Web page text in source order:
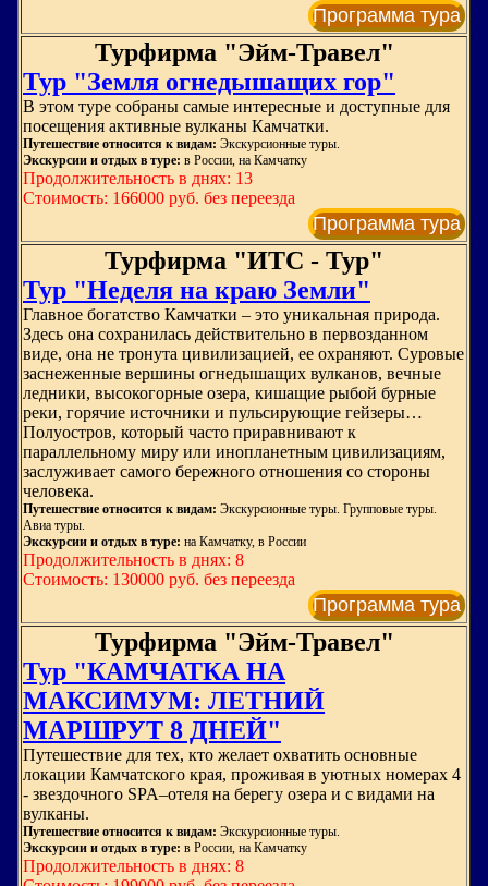
Программа тура
Турфирма "Эйм-Травел"
Тур "Земля огнедышащих гор"
В этом туре собраны самые интересные и доступные для
посещения активные вулканы Камчатки.
Путешествие относится к видам: Экскурсионные туры.
Экскурсии и отдых в туре: в России, на Камчатку
Продолжительность в днях: 13
Стоимость: 166000 руб. без переезда
Программа тура
Турфирма "ИТС - Тур"
Тур "Неделя на краю Земли"
Главное богатство Камчатки – это уникальная природа.
Здесь она сохранилась действительно в первозданном
виде, она не тронута цивилизацией, ее охраняют. Суровые
заснеженные вершины огнедышащих вулканов, вечные
ледники, высокогорные озера, кишащие рыбой бурные
реки, горячие источники и пульсирующие гейзеры…
Полуостров, который часто приравнивают к
параллельному миру или инопланетным цивилизациям,
заслуживает самого бережного отношения со стороны
человека.
Путешествие относится к видам: Экскурсионные туры. Групповые туры.
Авиа туры.
Экскурсии и отдых в туре: на Камчатку, в России
Продолжительность в днях: 8
Стоимость: 130000 руб. без переезда
Программа тура
Турфирма "Эйм-Травел"
Тур "КАМЧАТКА НА
МАКСИМУМ: ЛЕТНИЙ
МАРШРУТ 8 ДНЕЙ"
Путешествие для тех, кто желает охватить основные
локации Камчатского края, проживая в уютных номерах 4
- звездочного SPA–отеля на берегу озера и с видами на
вулканы.
Путешествие относится к видам: Экскурсионные туры.
Экскурсии и отдых в туре: в России, на Камчатку
Продолжительность в днях: 8